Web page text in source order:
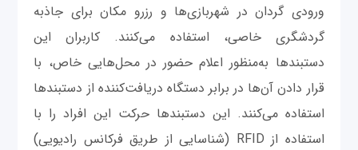
ورودی گردان در شهربازی‌ها و رزرو مکان برای جاذبه
گردشگری خاصی، استفاده می‌کنند. کاربران این
دستبندها به‌منظور اعلام حضور در محل‌هایی خاص، با
قرار دادن آن‌ها در برابر دستگاه دریافت‌کننده از دستبند‌ها
استفاده می‌کنند. این دستبندها حرکت این افراد را با
استفاده از RFID (شناسایی از طریق فرکانس رادیویی)